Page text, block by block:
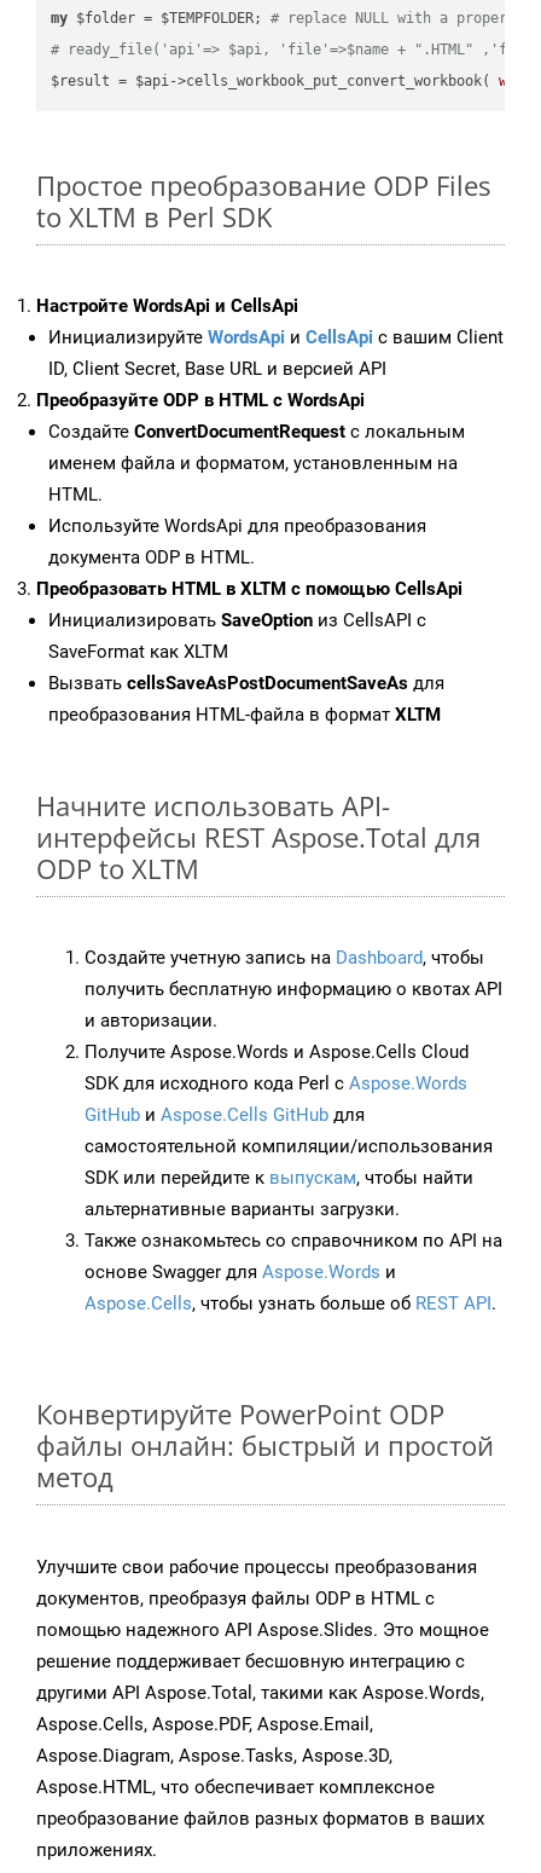
my $folder = $TEMPFOLDER; # replace NULL with a proper
# ready_file('api'=> $api, 'file'=>$name + ".HTML"
$result = $api->cells_workbook_put_convert_workbook(
Простое преобразование ODP Files
to XLTM в Perl SDK
Настройте WordsApi и CellsApi
Инициализируйте WordsApi и CellsApi с вашим Client
ID, Client Secret, Base URL и версией API
Преобразуйте ODP в HTML с WordsApi
Создайте ConvertDocumentRequest с локальным
именем файла и форматом, установленным на
HTML.
Используйте WordsApi для преобразования
документа ODP в HTML.
Преобразовать HTML в XLTM с помощью CellsApi
Инициализировать SaveOption из CellsAPI с
SaveFormat как XLTM
Вызвать cellsSaveAsPostDocumentSaveAs для
преобразования HTML-файла в формат XLTM
Начните использовать API-
интерфейсы REST Aspose.Total для
ODP to XLTM
Создайте учетную запись на Dashboard, чтобы
получить бесплатную информацию о квотах API
и авторизации.
Получите Aspose.Words и Aspose.Cells Cloud
SDK для исходного кода Perl с Aspose.Words
GitHub и Aspose.Cells GitHub для
самостоятельной компиляции/использования
SDK или перейдите к выпускам, чтобы найти
альтернативные варианты загрузки.
Также ознакомьтесь со справочником по API на
основе Swagger для Aspose.Words и
Aspose.Cells, чтобы узнать больше об REST API.
Конвертируйте PowerPoint ODP
файлы онлайн: быстрый и простой
метод
Улучшите свои рабочие процессы преобразования
документов, преобразуя файлы ODP в HTML с
помощью надежного API Aspose.Slides. Это мощное
решение поддерживает бесшовную интеграцию с
другими API Aspose.Total, такими как Aspose.Words,
Aspose.Cells, Aspose.PDF, Aspose.Email,
Aspose.Diagram, Aspose.Tasks, Aspose.3D,
Aspose.HTML, что обеспечивает комплексное
преобразование файлов разных форматов в ваших
приложениях.